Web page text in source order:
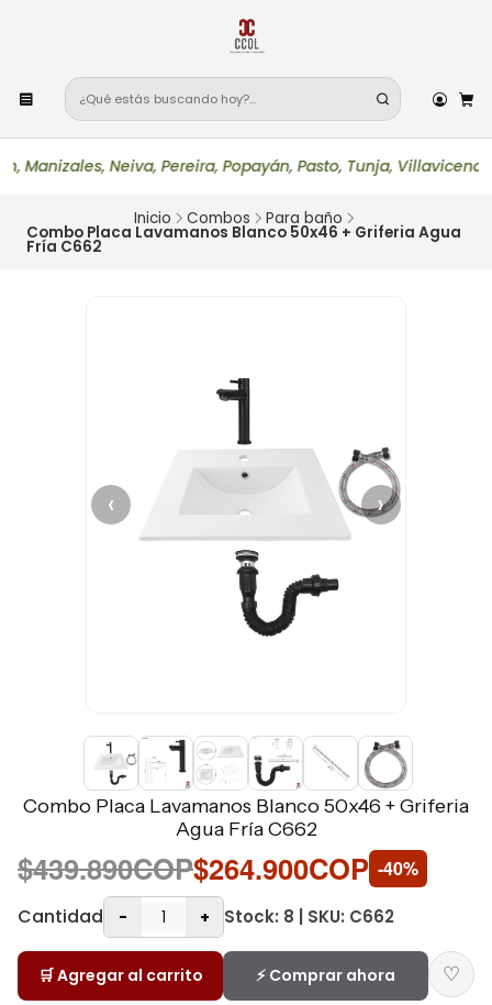
Manizales, Neiva, Pereira, Popayán, Pasto, Tunja, Villavicencio,
Inicio Combos Para baño
Combo Placa Lavamanos Blanco 50x46 + Griferia Agua
Fría C662
‹ ›
Combo Placa Lavamanos Blanco 50x46 + Griferia
Agua Fría C662
$439.890COP$264.900COP -40%
Cantidad
- + Stock: 8 | SKU: C662
🛒 Agregar al carrito ⚡ Comprar ahora ♡